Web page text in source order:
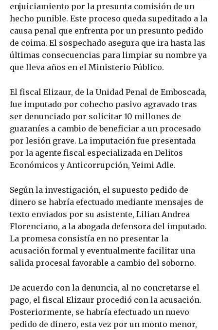
enjuiciamiento por la presunta comisión de un
hecho punible. Este proceso queda supeditado a la
causa penal que enfrenta por un presunto pedido
de coima. El sospechado asegura que ira hasta las
últimas consecuencias para limpiar su nombre ya
que lleva años en el Ministerio Público.
El fiscal Elizaur, de la Unidad Penal de Emboscada,
fue imputado por cohecho pasivo agravado tras
ser denunciado por solicitar 10 millones de
guaraníes a cambio de beneficiar a un procesado
por lesión grave. La imputación fue presentada
por la agente fiscal especializada en Delitos
Económicos y Anticorrupción, Yeimi Adle.
Según la investigación, el supuesto pedido de
dinero se habría efectuado mediante mensajes de
texto enviados por su asistente, Lilian Andrea
Florenciano, a la abogada defensora del imputado.
La promesa consistía en no presentar la
acusación formal y eventualmente facilitar una
salida procesal favorable a cambio del soborno.
De acuerdo con la denuncia, al no concretarse el
pago, el fiscal Elizaur procedió con la acusación.
Posteriormente, se habría efectuado un nuevo
pedido de dinero, esta vez por un monto menor,